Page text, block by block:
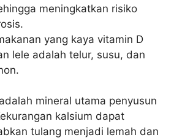
meningkatkan risiko
yang kaya vitamin D
lele adalah telur, susu, dan
mineral utama penyusun
kalsium dapat
tulang menjadi lemah dan